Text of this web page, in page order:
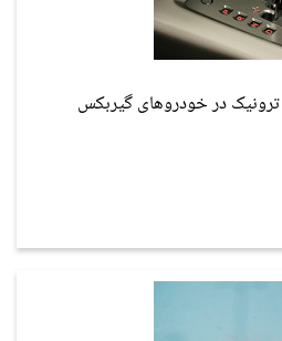
در خودروهای گیربکس